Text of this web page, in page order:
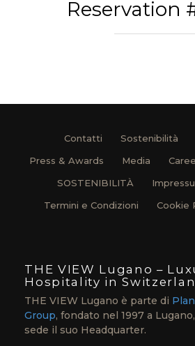
Reservation
Contatti Sostenibilità
Press & Awards
Media
SOSTENIBILITÀ
Termini e Condizioni
Cookie
THE VIEW Lugano –
Hospitality in
THE VIEW Lugano è parte di
Group, fondato nel 1997 a
sede il suo Headquarter.